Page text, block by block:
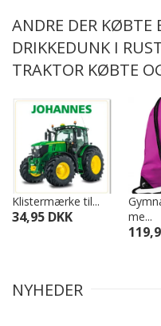
ANDRE DER KØBTE
DRIKKEDUNK I
TRAKTOR KØBTE
Klistermærke til...
34,95 DKK
me...
NYHEDER